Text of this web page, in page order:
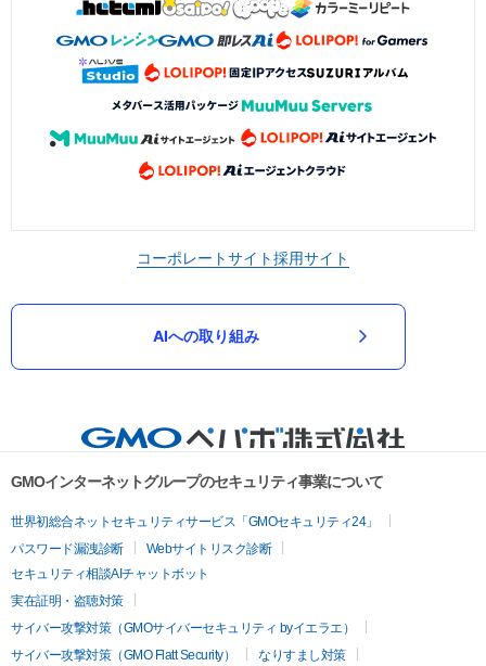
コーポレートサイト採用サイト
AIへの取り組み
GMOインターネットグループのセキュリティ事業について
世界初総合ネットセキュリティサービス「GMOセキュリティ24」
パスワード漏洩診断
Webサイトリスク診断
セキュリティ相談AIチャットボット
実在証明・盗聴対策
サイバー攻撃対策（GMOサイバーセキュリティ byイエラエ）
サイバー攻撃対策（GMO Flatt Security）
なりすまし対策